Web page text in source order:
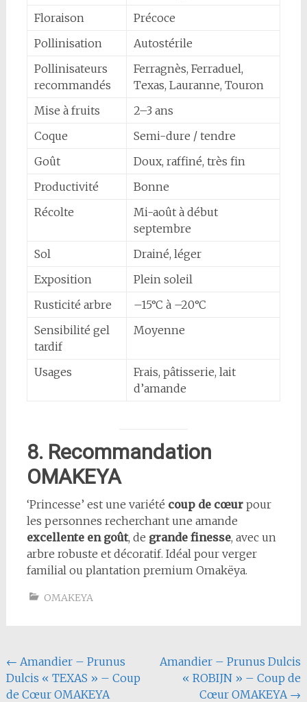
Floraison
Précoce
Pollinisation
Autostérile
Pollinisateurs
recommandés
Ferragnès, Ferraduel,
Texas, Lauranne, Touron
Mise à fruits
2–3 ans
Coque
Semi-dure / tendre
Goût
Doux, raffiné, très fin
Productivité
Bonne
Récolte
Mi-août à début
septembre
Sol
Drainé, léger
Exposition
Plein soleil
Rusticité arbre
–15°C à –20°C
Sensibilité gel
tardif
Moyenne
Usages
Frais, pâtisserie, lait
d’amande
8. Recommandation
OMAKEYA
‘Princesse’ est une variété coup de cœurpour
les personnes recherchant une amande
excellente en goût, de grande finesse, avec un
arbre robuste et décoratif. Idéal pour verger
familial ou plantation premium Omakëya.
OMAKEYA
Navigation
de
← Amandier – Prunus
Dulcis « TEXAS » – Coup
de Cœur OMAKEYA
Amandier – Prunus Dulcis
« ROBIJN » – Coup de
Cœur OMAKEYA →